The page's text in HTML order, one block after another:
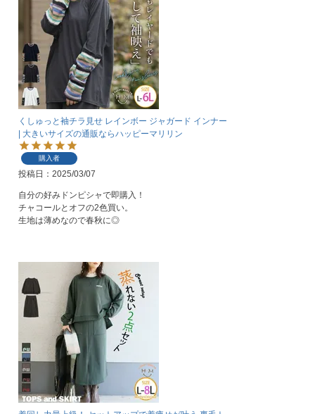
くしゅっと袖チラ見せ レインボー ジャガード インナー
| 大きいサイズの通販ならハッピーマリリン
購入者
投稿日 2025/03/07
自分の好みドンピシャで即購入！
チャコールとオフの2色買い。
生地は薄めなので春秋に◎